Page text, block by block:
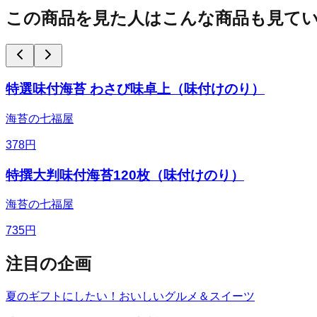
この商品を見た人はこんな商品も見て
特選味付海苔 わさび味卓上（味付けのり）
海苔の七福屋
378円
特撰大判味付海苔120枚（味付けのり）
海苔の七福屋
735円
注目の企画
夏のギフトにしたい！おいしいグルメ＆スイーツ